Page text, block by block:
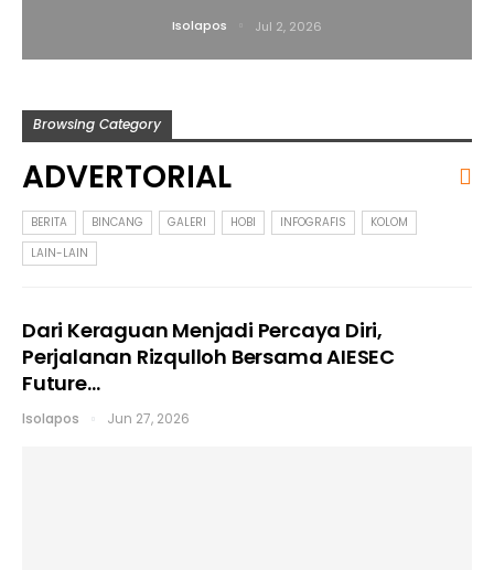
Isolapos Jul 2, 2026
Browsing Category
ADVERTORIAL
BERITA BINCANG GALERI HOBI INFOGRAFIS
KOLOM
LAIN-LAIN
Dari Keraguan Menjadi Percaya Diri,
Perjalanan Rizqulloh Bersama AIESEC
Future…
Isolapos Jun 27, 2026